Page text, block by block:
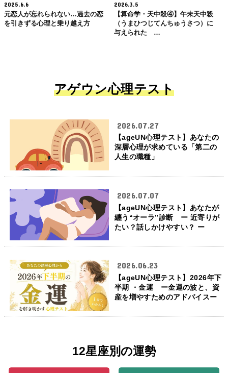
2025.6.6
元恋人が忘れられない…過去の恋
を引きずる心理と乗り越え方
2026.3.5
【算命学・天中殺④】午未天中殺
（うまひつじてんちゅうさつ）に
与えられた …
アゲウン心理テスト
2026.07.27
【ageUN心理テスト】あなたの
深層心理が求めている「第二の
人生の職種」
2026.07.07
【ageUN心理テスト】あなたが
纏う“オーラ”診断 ー 近寄りが
たい？話しかけやすい？ ー
2026.06.23
【ageUN心理テスト】2026年下
半期 ・金運 ー金運の波と、資
産を増やすためのアドバイスー
12星座別の運勢